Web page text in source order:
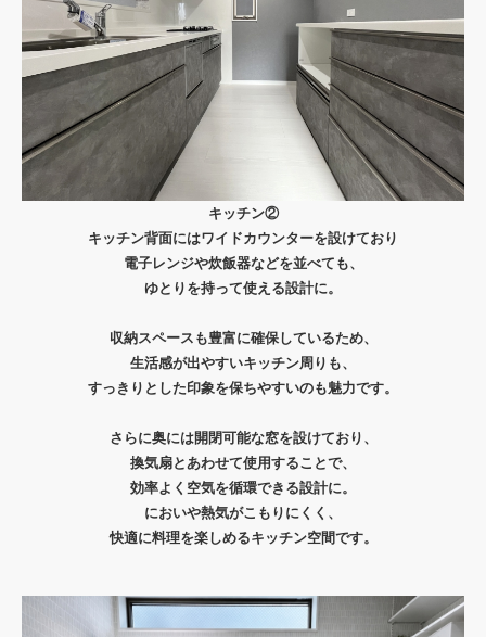
キッチン②
キッチン背面にはワイドカウンターを設けており
電子レンジや炊飯器などを並べても、
ゆとりを持って使える設計に。
収納スペースも豊富に確保しているため、
生活感が出やすいキッチン周りも、
すっきりとした印象を保ちやすいのも魅力です。
さらに奥には開閉可能な窓を設けており、
換気扇とあわせて使用することで、
効率よく空気を循環できる設計に。
においや熱気がこもりにくく、
快適に料理を楽しめるキッチン空間です。